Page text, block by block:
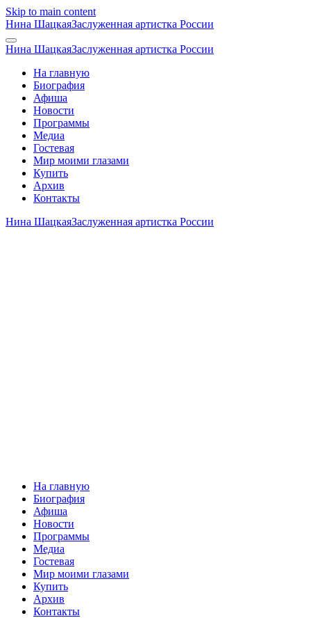
Skip to main content
Нина ШацкаяЗаслуженная артистка России
Нина ШацкаяЗаслуженная артистка России
На главную
Биография
Афиша
Новости
Программы
Медиа
Гостевая
Мир моими глазами
Купить
Архив
Контакты
Нина ШацкаяЗаслуженная артистка России
На главную
Биография
Афиша
Новости
Программы
Медиа
Гостевая
Мир моими глазами
Купить
Архив
Контакты